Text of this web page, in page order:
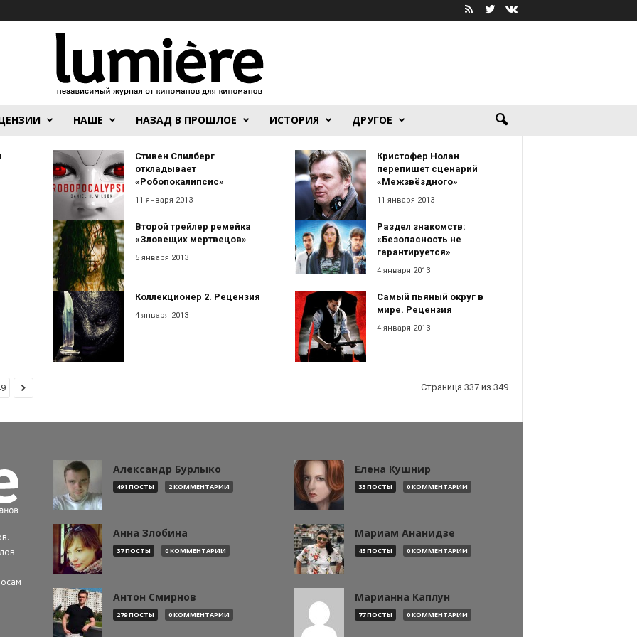
НАШЕ НАЗАД В ПРОШЛОЕ ИСТОРИЯ ДРУГОЕ
Стивен Спилберг
откладывает
«Робопокалипсис»
11 января 2013
Кристофер Нолан
перепишет сценарий
«Межзвёздного»
11 января 2013
Второй трейлер ремейка
«Зловещих мертвецов»
5 января 2013
Раздел знакомств:
«Безопасность не
гарантируется»
4 января 2013
Коллекционер 2. Рецензия
4 января 2013
Самый пьяный округ в
мире. Рецензия
4 января 2013
Страница 337 из 349
Александр Бурлыко
491 ПОСТЫ 2 КОММЕНТАРИИ
Анна Злобина
37 ПОСТЫ 0 КОММЕНТАРИИ
Антон Смирнов
279 ПОСТЫ 0 КОММЕНТАРИИ
Елена Кушнир
33 ПОСТЫ 0 КОММЕНТАРИИ
Мариам Ананидзе
45 ПОСТЫ 0 КОММЕНТАРИИ
Марианна Каплун
77 ПОСТЫ 0 КОММЕНТАРИИ